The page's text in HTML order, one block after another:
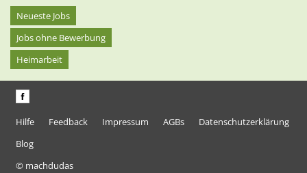
Neueste Jobs
Jobs ohne Bewerbung
Heimarbeit
Hilfe Feedback Impressum AGBs
Datenschutzerklärung
Blog
© machdudas